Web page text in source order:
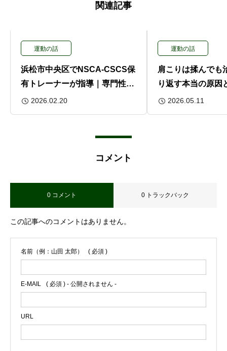
関連記事
運動の話
浜松市中央区でNSCA-CSCS保
有トレーナーが指導｜専門性で
選ぶパーソナルジム
2026.02.20
運動の話
肩こりは揉んでも
り返す本当の原因
解説2026.05.11
コメント
0 コメント 0 トラックバック
この記事へのコメントはありません。
名前（例：山田 太郎） ( 必須 )
E-MAIL ( 必須 ) - 公開されません -
URL